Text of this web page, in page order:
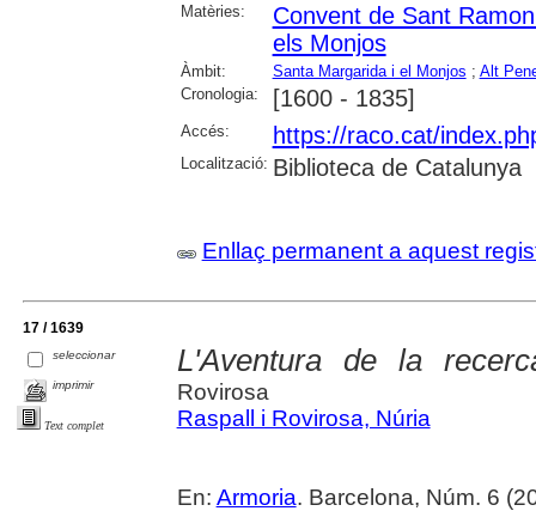
Matèries:
Convent de Sant
els Monjos
Àmbit: Santa Margarida i el Monjos ; Alt
Cronologia:
[1600 - 1835]
Accés: https://raco.cat/
Localització: Biblioteca de Catalunya
Enllaç permanent a aquest
17 / 1639
seleccionar
imprimir
Text complet
L'Aventura de la
Rovirosa
Raspall i Rovirosa, Núria
En: Armoria. Barcelona, Núm. 6